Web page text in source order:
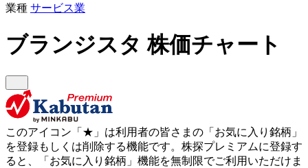
業種 サービス業
ブランジスタ株価チャート
このアイコン 「★」 は利用者の皆さまの 「お気に入り銘柄」
を登録もしくは削除する機能です。 株探プレミアムに登録す
ると、「お気に入り銘柄」機能を無制限でご利用いただけま